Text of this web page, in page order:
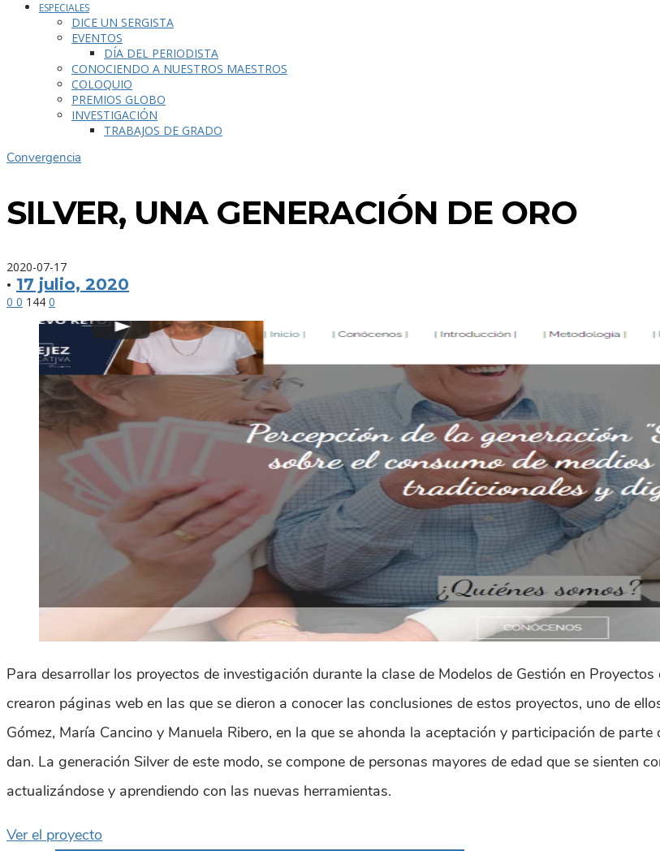
ESPECIALES
DICE UN SERGISTA
EVENTOS
DÍA DEL PERIODISTA
CONOCIENDO A NUESTROS MAESTROS
COLOQUIO
PREMIOS GLOBO
INVESTIGACIÓN
TRABAJOS DE GRADO
Convergencia
SILVER, UNA GENERACIÓN DE ORO
2020-07-17
· 17 julio, 2020
0 0 144 0
Para desarrollar los proyectos de investigación durante la clase de Modelos de Gestión en
crearon páginas web en las que se dieron a conocer las conclusiones de estos proyectos, uno de
Gómez, María Cancino y Manuela Ribero, en la que se ahonda la aceptación y participación de
dan. La generación Silver de este modo, se compone de personas mayores de edad que se sienten
actualizándose y aprendiendo con las nuevas herramientas.
Ver el proyecto